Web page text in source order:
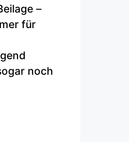
–
für
noch